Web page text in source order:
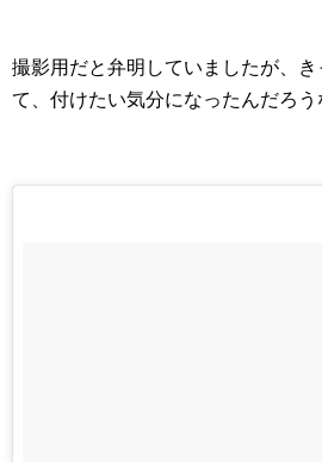
撮影用だと弁明していましたが、
て、付けたい気分になったんだろう